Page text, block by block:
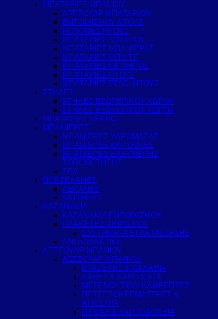
ΜΠΑΤΑΡΙΕΣ ΜΠΑΝΙΟΥ
ΑΞΕΣΟΥΑΡ ΜΠΑΤΑΡΙΩΝ
ΕΝΤΟΙΧΙΣΜΟΥ ΝΤΟΥΣ
ΚΟΛΟΝΕΣ ΝΤΟΥΣ
ΜΠΑΤΑΡΙΕΣ ΛΟΥΤΡΟΥ
ΜΠΑΤΑΡΙΕΣ ΜΠΑΝΙΕΡΑΣ
ΜΠΑΤΑΡΙΕΣ ΜΠΙΝΤΕ
ΜΠΑΤΑΡΙΕΣ ΝΙΠΤΗΡΟΣ
ΜΠΑΤΑΡΙΕΣ ΝΤΟΥΣ
ΜΠΑΤΑΡΙΕΣ ΣΤΑΘ. ΝΤΟΥΖ
ΣΤΗΛΕΣ
ΣΤΗΛΕΣ ΕΣΩΤΕΡΙΚΟΥ ΧΩΡΟΥ
ΣΤΗΛΕΣ ΕΞΩΤΕΡΙΚΟΥ ΧΩΡΟΥ
ΜΠΑΤΑΡΙΕΣ FERRO
ΜΠΑΝΙΕΡΕΣ
ΜΠΑΝΙΕΡΕΣ ΥΔΡΟΜΑΣΑΖ
ΜΠΑΝΙΕΡΕΣ ΑΚΡΥΛΙΚΕΣ
ΜΠΑΝΙΕΡΕΣ ΕΛΕΥΘΕΡΗΣ
ΤΟΠΟΘΕΤΗΣΗΣ
ΣΠΑ
ΠΟΡΣΕΛΑΝΕΣ
ΛΕΚΑΝΕΣ
ΝΙΠΤΗΡΕΣ
ΚΑΖΑΝΑΚΙΑ
ΚΑΖΑΝΑΚΙΑ ΕΝΤΟΙΧΙΣΜΟΥ
ΠΛΑΚΕΤΕΣ ΧΕΙΡΙΣΜΟΥ
ΣΥΣΤΗΜΑΤΑ ΕΓΚΑΤΑΣΤΑΣΗΣ
ΑΝΤΑΛΛΑΚΤΙΚΑ
ΑΞΕΣΟΥΑΡ ΜΠΑΝΙΟΥ
ΑΞΕΣΟΥΑΡ ΜΠΑΝΙΟΥ
ΕΤΑΖΕΡΕΣ & ΚΑΛΑΘΙΑ
ΛΑΒΕΣ & ΚΑΘΙΣΜΑΤΑ
ΜΕΓΕΝΘΥΤΙΚΟΙ ΚΑΘΡΕΠΤΕΣ
ΠΕΤΣΕΤΟΚΡΕΜΑΣΤΡΕΣ &
ΑΓΚΙΣΤΡΑ
ΠΙΓΚΑΛ & ΧΑΡΤΟΔΟΧΕΙΑ